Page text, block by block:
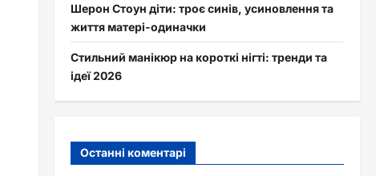
Шерон Стоун діти: троє синів, усиновлення та
життя матері-одиначки
Стильний манікюр на короткі нігті: тренди та
ідеї 2026
Останні коментарі